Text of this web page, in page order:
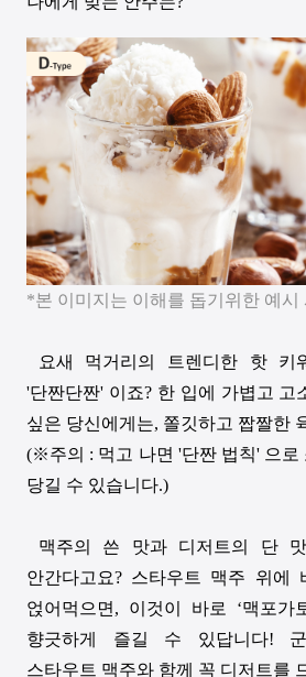
*본 이미지는 이해를 돕기위한 예시
요새 먹거리의 트렌디한 핫 키
'단짠단짠' 이죠? 한 입에 가볍고 고
싶은 당신에게는, 쫄깃하고 짭짤한
(※주의 : 먹고 나면 '단짠 법칙' 으로
당길 수 있습니다.)
맥주의 쓴 맛과 디저트의 단
안간다고요? 스타우트 맥주 위에
얹어먹으면 , 이것이 바로 ‘맥포가
향긋하게 즐길 수 있답니다!
스타우트 맥주와 함께 꼭 디저트를